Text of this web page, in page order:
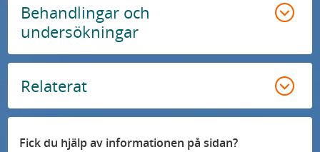
Behandlingar och
undersökningar
Relaterat
Fick du hjälp av informationen på sidan?